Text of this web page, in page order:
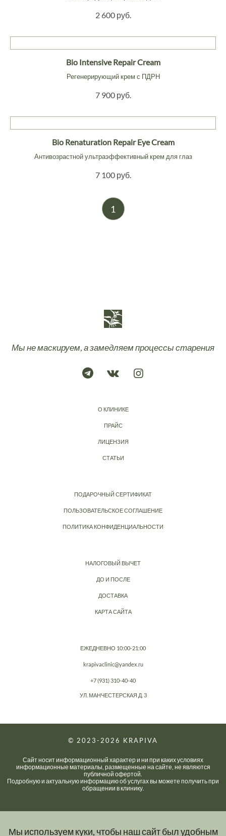
Мы используем куки, чтобы наш сайт был удобным
2 600 руб.
Bio Intensive Repair Cream
Регенерирующий крем с ПДРН
7 900 руб.
Bio Renaturation Repair Eye Cream
Антивозрастной ультраэффективный крем для глаз
7 100 руб.
1
Мы не маскируем, а замедляем процессы старения
О КЛИНИКЕ
ПРАЙС
ЛИЦЕНЗИЯ
СТАТЬИ
ПОДАРОЧНЫЙ СЕРТИФИКАТ
ПОЛЬЗОВАТЕЛЬСКОЕ СОГЛАШЕНИЕ
ПОЛИТИКА КОНФИДЕНЦИАЛЬНОСТИ
НАЛОГОВЫЙ ВЫЧЕТ
ДО И ПОСЛЕ
ДОСТАВКА
КАРТА САЙТА
ЕЖЕДНЕВНО 10:00-21:00
krapivaclinic@yandex.ru
+7 (931) 310-40-40
УЛ. МАНЧЕСТЕРСКАЯ Д. 3
© 2023-2026 KRAPIVA
Сайт носит информационный характер и ни при каких условиях
информационные материалы, размещенные на сайте, не являются
публичной офертой.
Подробную и актуальную информацию об услугах вы можете получить при
обращении в клинику.